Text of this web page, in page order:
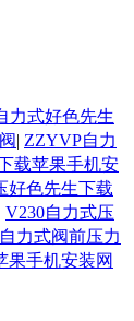
力式好色先生
| ZZYVP自力
载苹果手机安
好色先生下载
V230自力式压
力式阀前压力
果手机安装网